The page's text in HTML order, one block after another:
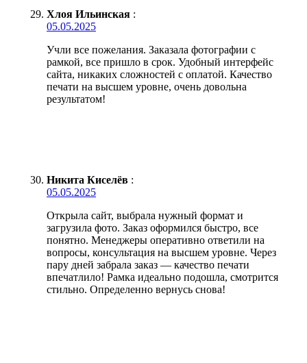
Хлоя Ильинская :
05.05.2025
Учли все пожелания. Заказала фотографии с
рамкой, все пришло в срок. Удобный интерфейс
сайта, никаких сложностей с оплатой. Качество
печати на высшем уровне, очень довольна
результатом!
Никита Киселёв :
05.05.2025
Открыла сайт, выбрала нужный формат и
загрузила фото. Заказ оформился быстро, все
понятно. Менеджеры оперативно ответили на
вопросы, консультация на высшем уровне. Через
пару дней забрала заказ — качество печати
впечатлило! Рамка идеально подошла, смотрится
стильно. Определенно вернусь снова!